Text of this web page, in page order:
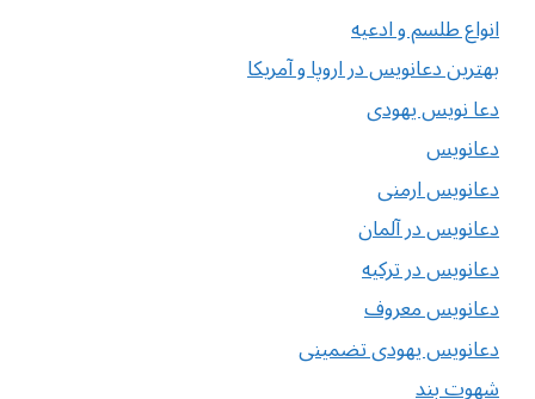
انواع طلسم و ادعیه
بهترین دعانویس در اروپا و آمریکا
دعا نویس یهودی
دعانویس
دعانویس ارمنی
دعانویس در آلمان
دعانویس در ترکیه
دعانویس معروف
دعانویس یهودی تضمینی
شهوت بند